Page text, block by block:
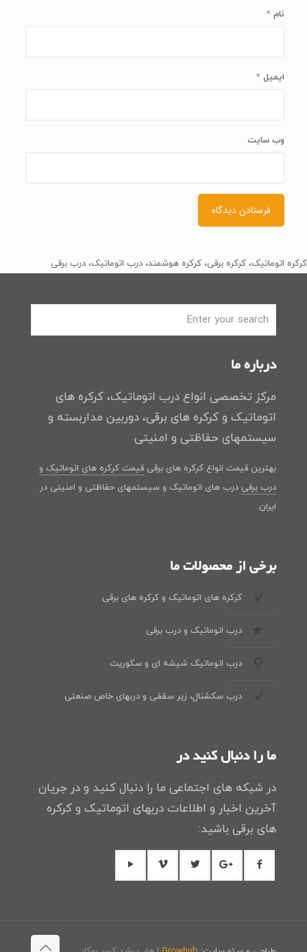
نام *
ایمیل *
وب‌ سایت
کرکره اتوماتیک، کرکره برقی، کرکره هوشمند، درب اتوماتیک، درب برقی
درباره ما
مرکز تخصصی انواع درب اتوماتیک، کرکره های
اتوماتیک و کرکره های برقی، دوربین مداربسته و
سیستمهای حفاظتی و امنیتی
بهترین قیمت انواع کرکره های برقی قیمت کرکره های اتوماتیک و
درب برقی درب های اتوماتیک و سیستمهای حفاظتی و امنیتی در
ایران.
برخی از محصولات ما
کرکره های اتوماتیک و کرکره های برقی
درب اتوماتیک و درب برقی
درب اتوماتیک شیشه ای و سکوریت
درب سکشنال، زیر سقفی و دربهای خاص صنعتی
ما را دنبال کنید در
در شبکه های اجتماعی ما را دنبال کنید و در جریان
آخرین اخبار و اطلاعات دربهای اتوماتیک و کرکره
های برقی باشید: